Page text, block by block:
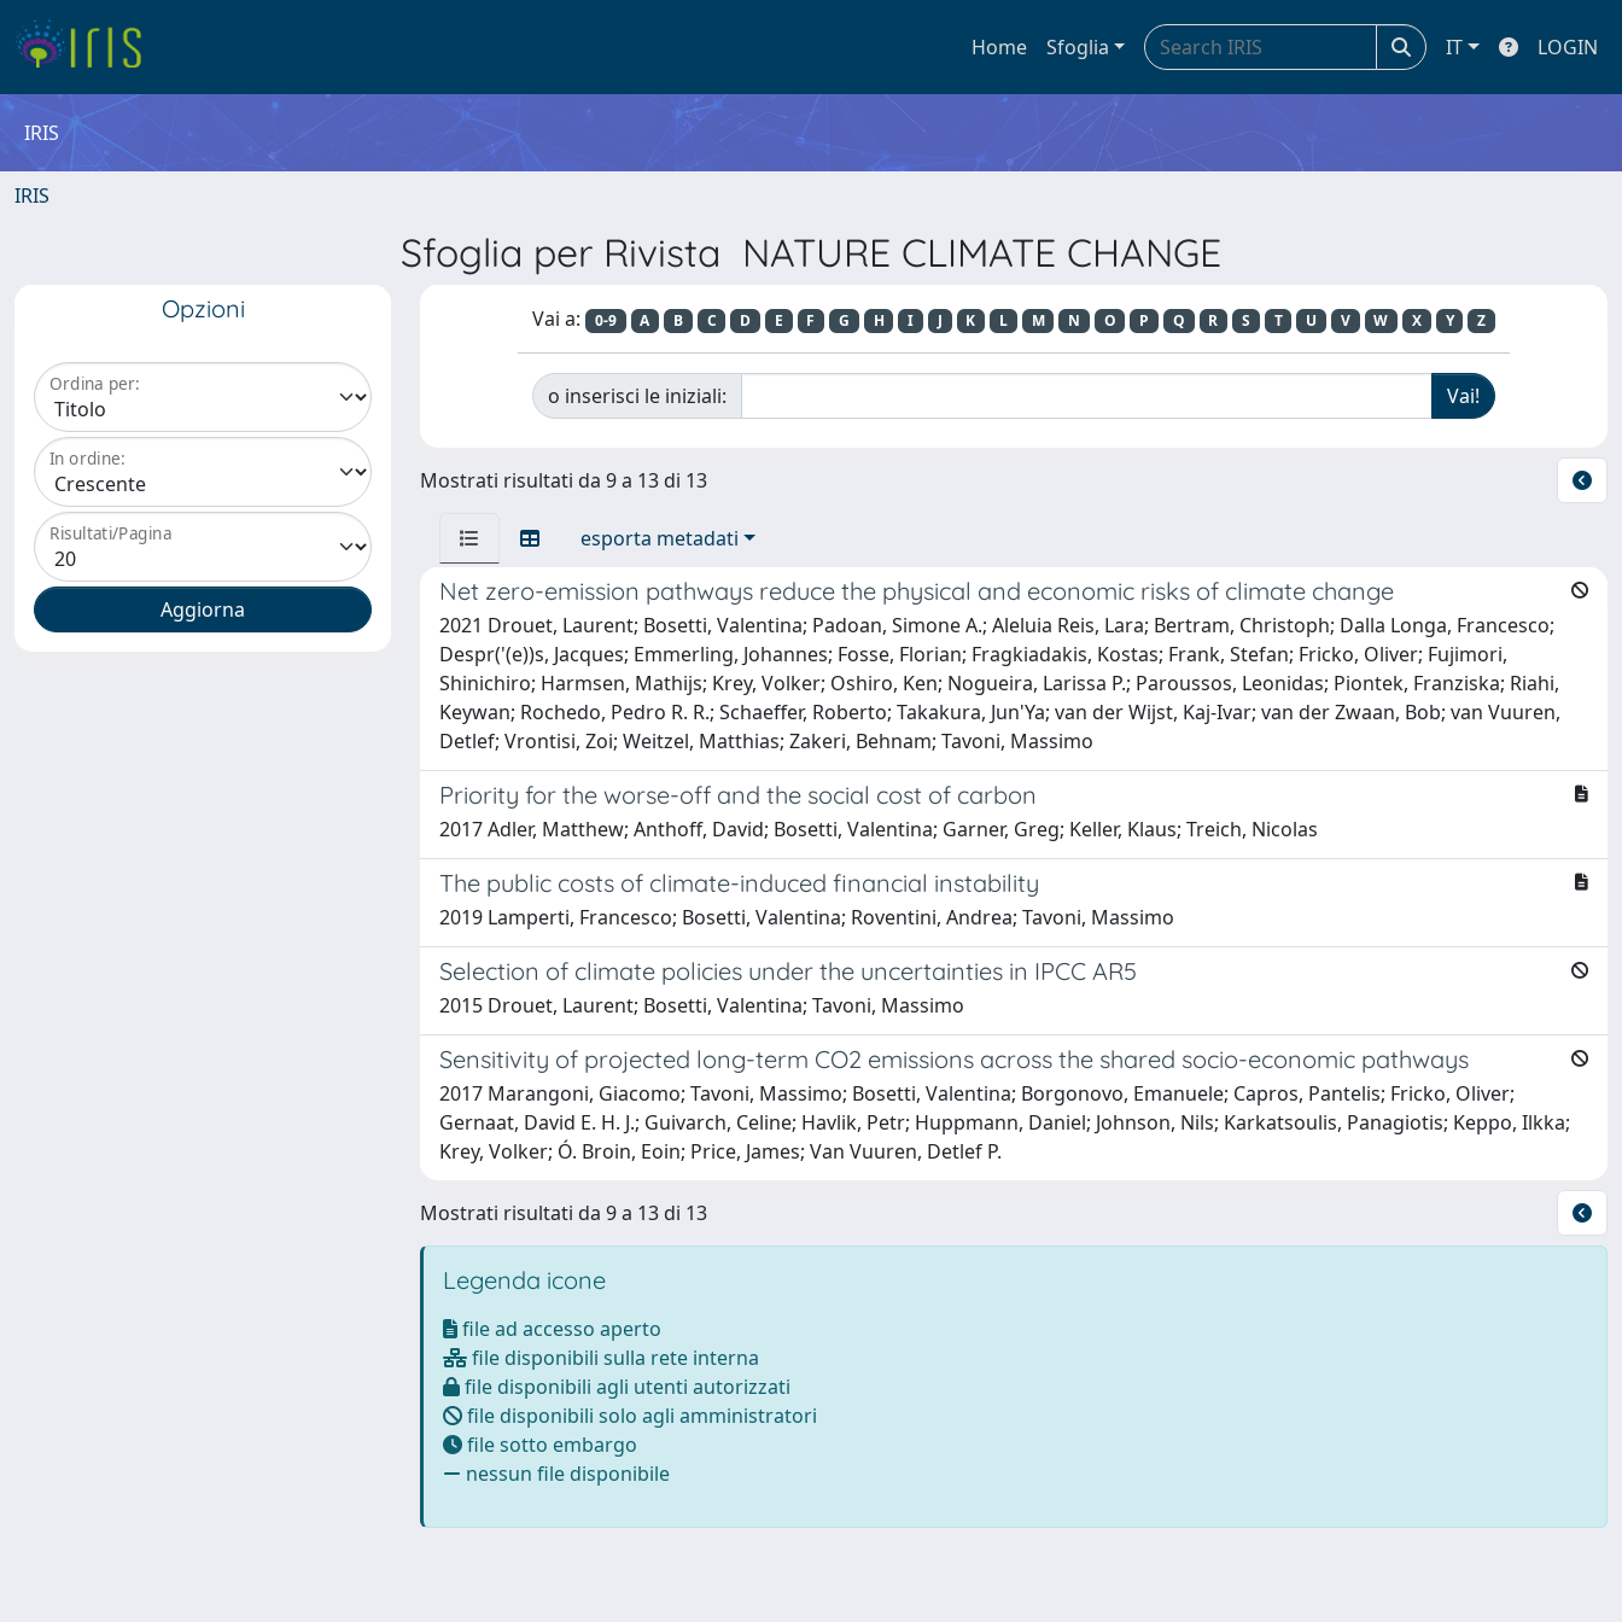
Home Sfoglia IT LOGIN
IRIS
IRIS
Sfoglia per Rivista NATURE CLIMATE CHANGE
Opzioni
Ordina per:
In ordine:
Risultati/Pagina
Vai a: 0-9 A B C D E F G H I J K L M N O P Q R S T U V W X Y Z
o inserisci le iniziali:
Mostrati risultati da 9 a 13 di 13
esporta metadati
Net zero-emission pathways reduce the physical and economic risks of climate change
2021 Drouet, Laurent; Bosetti, Valentina; Padoan, Simone A.; Aleluia Reis, Lara; Bertram, Christoph; Dalla Longa, Francesco;
Despr('(e))s, Jacques; Emmerling, Johannes; Fosse, Florian; Fragkiadakis, Kostas; Frank, Stefan; Fricko, Oliver; Fujimori,
Shinichiro; Harmsen, Mathijs; Krey, Volker; Oshiro, Ken; Nogueira, Larissa P.; Paroussos, Leonidas; Piontek, Franziska; Riahi,
Keywan; Rochedo, Pedro R. R.; Schaeffer, Roberto; Takakura, Jun'Ya; van der Wijst, Kaj-Ivar; van der Zwaan, Bob; van Vuuren,
Detlef; Vrontisi, Zoi; Weitzel, Matthias; Zakeri, Behnam; Tavoni, Massimo
Priority for the worse-off and the social cost of carbon
2017 Adler, Matthew; Anthoff, David; Bosetti, Valentina; Garner, Greg; Keller, Klaus; Treich, Nicolas
The public costs of climate-induced financial instability
2019 Lamperti, Francesco; Bosetti, Valentina; Roventini, Andrea; Tavoni, Massimo
Selection of climate policies under the uncertainties in IPCC AR5
2015 Drouet, Laurent; Bosetti, Valentina; Tavoni, Massimo
Sensitivity of projected long-term CO2 emissions across the shared socio-economic pathways
2017 Marangoni, Giacomo; Tavoni, Massimo; Bosetti, Valentina; Borgonovo, Emanuele; Capros, Pantelis; Fricko, Oliver;
Gernaat, David E. H. J.; Guivarch, Celine; Havlik, Petr; Huppmann, Daniel; Johnson, Nils; Karkatsoulis, Panagiotis; Keppo, Ilkka;
Krey, Volker; Ó. Broin, Eoin; Price, James; Van Vuuren, Detlef P.
Mostrati risultati da 9 a 13 di 13
Legenda icone
file ad accesso aperto
file disponibili sulla rete interna
file disponibili agli utenti autorizzati
file disponibili solo agli amministratori
file sotto embargo
nessun file disponibile